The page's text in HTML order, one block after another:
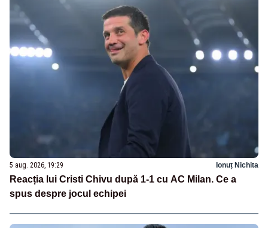
5 aug. 2026, 19:29 Ionuț Nichita
Reacția lui Cristi Chivu după 1-1 cu AC Milan. Ce a
spus despre jocul echipei